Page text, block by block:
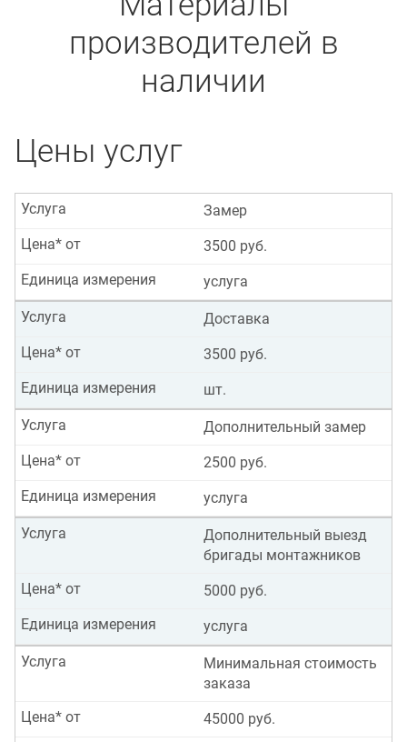
производителей в
наличии
Цены услуг
Замер
Услуга
3500 руб.
Цена* от
услуга
Единица измерения
Доставка
Услуга
3500 руб.
Цена* от
шт.
Единица измерения
Дополнительный замер
Услуга
2500 руб.
Цена* от
услуга
Единица измерения
Дополнительный выезд
бригады монтажников
Услуга
5000 руб.
Цена* от
услуга
Единица измерения
Минимальная стоимость
заказа
Услуга
45000 руб.
Цена* от